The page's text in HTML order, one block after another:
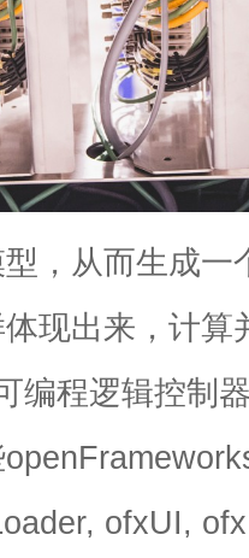
，从而生成一
现出来，计算
编程逻辑控制
ofxUI,